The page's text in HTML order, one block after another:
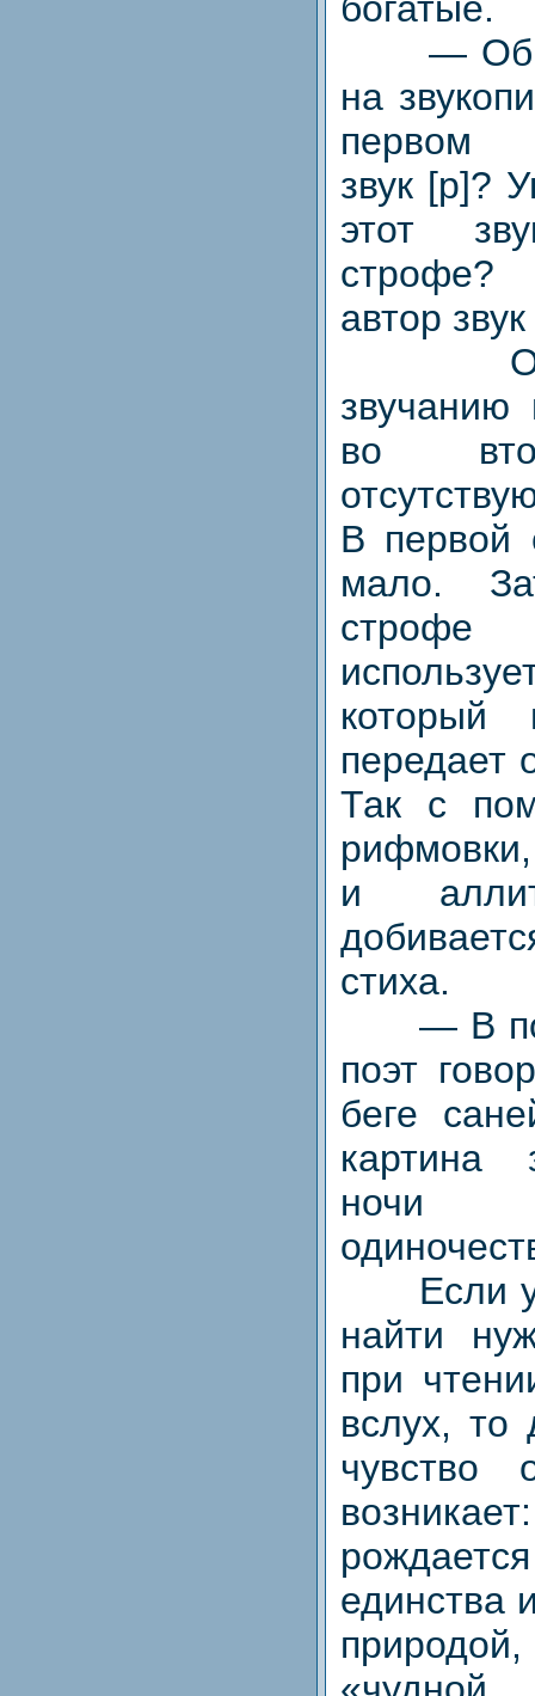
—
на
первом
звук [р]?
этот
строфе?
автор
звучанию
во
В первой
мало.
который
передает
Так с
и
стиха.
— В
поэт
беге
картина
ночи
Если
найти
при
вслух, то
чувство
единства